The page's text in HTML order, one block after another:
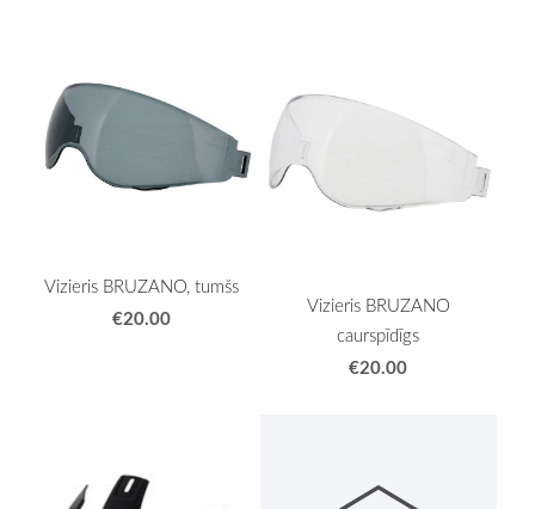
Vizieris BRUZANO, tumšs
€20.00
Vizieris BRUZANO
caurspīdīgs
€20.00